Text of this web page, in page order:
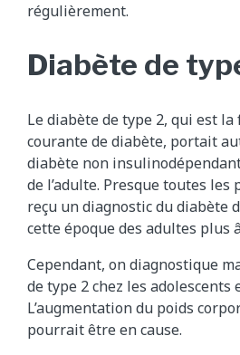
régulièrement.
Diabète de
Le diabète de type 2, qui est
courante de diabète, portait
diabète non
de l’adulte. Presque toutes les
reçu un diagnostic du diabète
cette époque des adultes plus
Cependant, on diagnostique
de type 2 chez les adolescents
L’augmentation du poids
pourrait être en cause.